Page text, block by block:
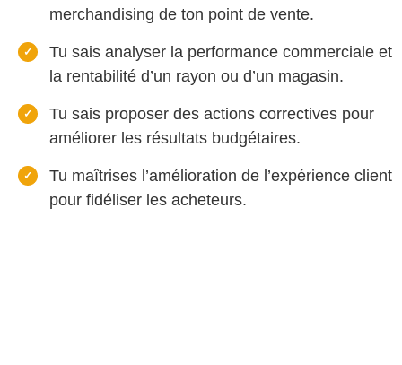
merchandising de ton point de vente.
Tu sais analyser la performance commerciale et
la rentabilité d’un rayon ou d’un magasin.
Tu sais proposer des actions correctives pour
améliorer les résultats budgétaires.
Tu maîtrises l’amélioration de l’expérience client
pour fidéliser les acheteurs.